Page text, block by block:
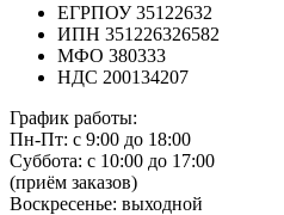
ЕГРПОУ 35122632
ИПН 351226326582
МФО 380333
НДС 200134207
График работы:
Пн-Пт: с 9:00 до 18:00
Суббота: с 10:00 до 17:00
(приём заказов)
Воскресенье: выходной